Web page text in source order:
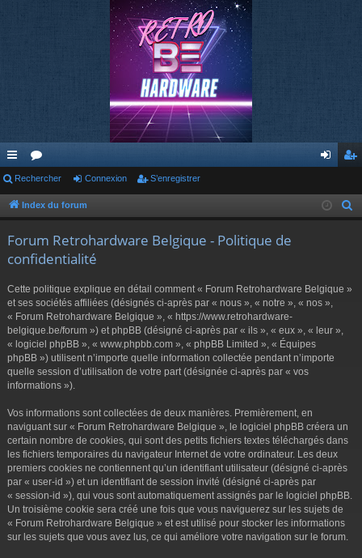
cc
ès
or
u
s
ne nr
Rechercher Connexion S’enregistrer
Index du forum
Forum Retrohardware Belgique - Politique de
confidentialité
Cette politique explique en détail comment « Forum Retrohardware Belgique »
et ses sociétés affiliées (désignés ci-après par « nous », « notre », « nos »,
« Forum Retrohardware Belgique », « https://www.retrohardware-
belgique.be/forum ») et phpBB (désigné ci-après par « ils », « eux », « leur »,
« logiciel phpBB », « www.phpbb.com », « phpBB Limited », « Équipes
phpBB ») utilisent n’importe quelle information collectée pendant n’importe
quelle session d’utilisation de votre part (désignée ci-après par « vos
informations »).
Vos informations sont collectées de deux manières. Premièrement, en
naviguant sur « Forum Retrohardware Belgique », le logiciel phpBB créera un
certain nombre de cookies, qui sont des petits fichiers textes téléchargés dans
les fichiers temporaires du navigateur Internet de votre ordinateur. Les deux
premiers cookies ne contiennent qu’un identifiant utilisateur (désigné ci-après
par « user-id ») et un identifiant de session invité (désigné ci-après par
« session-id »), qui vous sont automatiquement assignés par le logiciel phpBB.
Un troisième cookie sera créé une fois que vous naviguerez sur les sujets de
« Forum Retrohardware Belgique » et est utilisé pour stocker les informations
sur les sujets que vous avez lus, ce qui améliore votre navigation sur le forum.